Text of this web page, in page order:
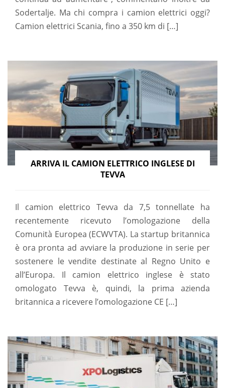
Sodertalje. Ma chi compra i camion elettrici oggi?
Camion elettrici Scania, fino a 350 km di […]
ARRIVA IL CAMION ELETTRICO INGLESE DI
TEVVA
Il camion elettrico Tevva da 7,5 tonnellate ha
recentemente ricevuto l’omologazione della
Comunità Europea (ECWVTA). La startup britannica
è ora pronta ad avviare la produzione in serie per
sostenere le vendite destinate al Regno Unito e
all’Europa. Il camion elettrico inglese è stato
omologato Tevva è, quindi, la prima azienda
britannica a ricevere l’omologazione CE […]